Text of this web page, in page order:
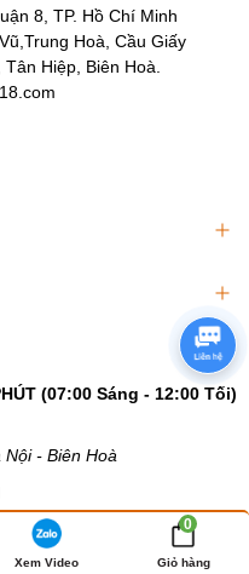
8, TP. Hồ Chí Minh
Hoà, Cầu Giấy
Hiệp, Biên Hoà.
(07:00 Sáng - 12:00 Tối)
- Biên Hoà
- BẢO MẬT - KÊ KHAI NỘI
Xem Video
0
Giỏ hàng